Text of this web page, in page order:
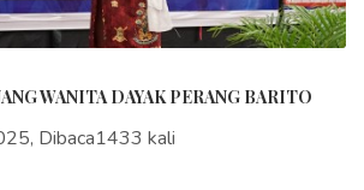
WANITA DAYAK PERANG BARITO
Dibaca1433 kali